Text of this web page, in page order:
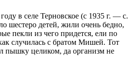
в селе Терновское (с 1935 г. — с.
шестеро детей, жили очень бедно,
пекли из чего придется, ели по
случилась с братом Мишей. Тот
пышку целиком, да организм не